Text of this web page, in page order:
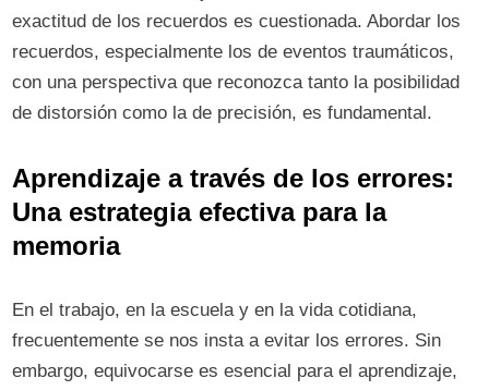
exactitud de los recuerdos es cuestionada. Abordar los
recuerdos, especialmente los de eventos traumáticos,
con una perspectiva que reconozca tanto la posibilidad
de distorsión como la de precisión, es fundamental.
Aprendizaje a través de los errores:
Una estrategia efectiva para la
memoria
En el trabajo, en la escuela y en la vida cotidiana,
frecuentemente se nos insta a evitar los errores. Sin
embargo, equivocarse es esencial para el aprendizaje,